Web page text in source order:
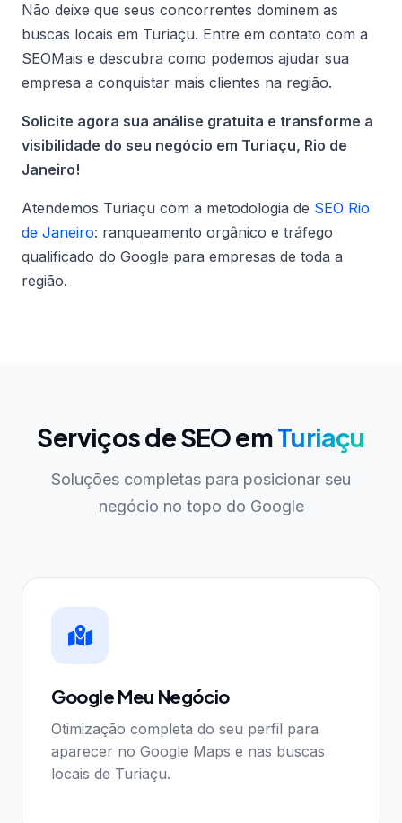
Não deixe que seus concorrentes dominem as
buscas locais em Turiaçu. Entre em contato com a
SEOMais e descubra como podemos ajudar sua
empresa a conquistar mais clientes na região.
Solicite agora sua análise gratuita e transforme a
visibilidade do seu negócio em Turiaçu, Rio de
Janeiro!
Atendemos Turiaçu com a metodologia de SEO Rio
de Janeiro: ranqueamento orgânico e tráfego
qualificado do Google para empresas de toda a
região.
Serviços de SEO emTuriaçu
Soluções completas para posicionar seu
negócio no topo do Google
Google Meu Negócio
Otimização completa do seu perfil para
aparecer no Google Maps e nas buscas
locais de Turiaçu.